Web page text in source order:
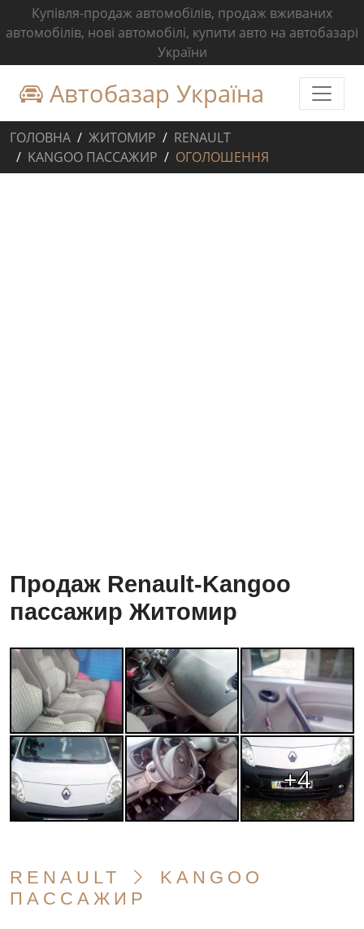
Купівля-продаж автомобілів, продаж вживаних
автомобілів, нові автомобілі, купити авто на автобазарі
України
Автобазар Україна
ГОЛОВНА ЖИТОМИР
RENAULT
KANGOO ПАССАЖИР
ОГОЛОШЕННЯ
Продаж Renault-Kangoo
пассажир Житомир
+4
RENAULT
KANGOO
ПАССАЖИР